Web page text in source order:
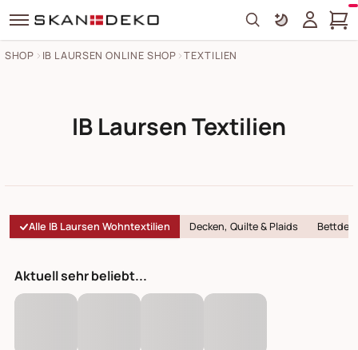
Search
SHOP IB LAURSEN ONLINE SHOP TEXTILIEN
IB Laursen Textilien
Alle IB Laursen Wohntextilien Decken, Quilte & Plaids
Aktuell sehr beliebt...